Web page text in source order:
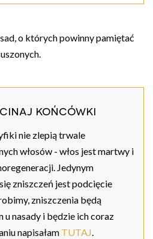
o których powinny pamiętać
końcówki
nie zlepią trwale
włosów - włos jest martwy i
Jedynym
zniszczeń jest podcięcie
zniszczenia będą
u nasady i będzie ich coraz
napisałam TUTAJ.